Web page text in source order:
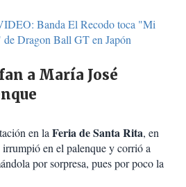
Banda El Recodo toca "Mi
Dragon Ball GT en Japón
a María José
en laFeria de Santa Rita, en
en el palenque y corrió a
por sorpresa, pues por poco la